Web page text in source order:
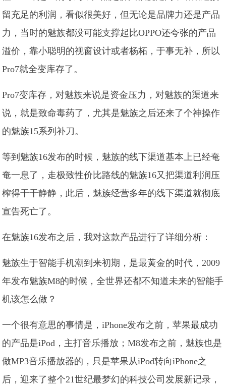
留充足的利润，看似很美好，但无论是品牌力还是产品
力，当时的魅族都没可能支撑起比OPPO还夸张的产品
溢价，靠小聪明的视窗设计或者杨柘，于事无补，所以
Pro7就全变库存了。
Pro7变库存，对魅族来说是资金压力，对魅族的渠道来
说，就是致命毒药了，尤其是魅族之后还来了个神操作
的魅族15系列补刀。
等到魅族16发布的时候，魅族的线下渠道基本上已经奄
奄一息了，走极致性价比路线的魅族16又把渠道利润压
榨得干干静静，此后，魅族经营多年的线下渠道就彻底
宣告死亡了。
在魅族16发布之后，我对这款产品进行了详细分析：
魅族生于智能手机潮到来初期，是最黄金的时代，2009
年发布魅族M8的时候，全世界还都不知道未来的智能手
机该怎么做？
一个很有意思的事情是，iPhone发布之前，苹果最成功
的产品是iPod，主打音乐播放；M8发布之前，魅族也是
做MP3音乐播放器的，只是苹果从iPod转向iPhone之
后，迎来了整个21世纪最梦幻的科技公司发展新记录，